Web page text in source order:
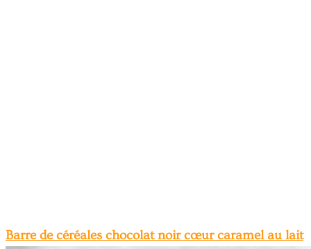
Barre de céréales chocolat noir cœur caramel au lait